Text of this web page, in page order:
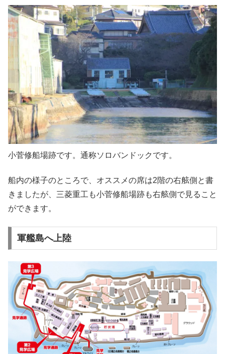
小菅修船場跡です。通称ソロバンドックです。
船内の様子のところで、オススメの席は2階の右舷側と書
きましたが、三菱重工も小菅修船場跡も右舷側で見ること
ができます。
軍艦島へ上陸